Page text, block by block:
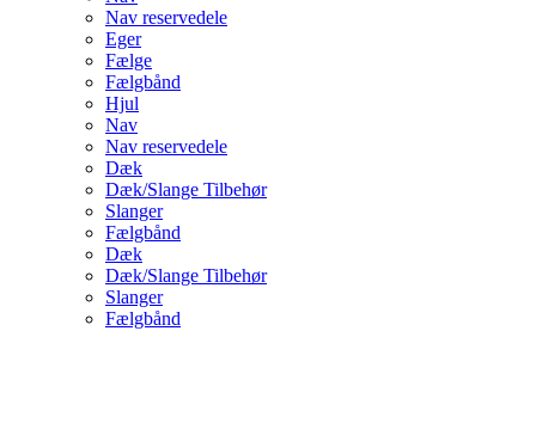
Nav reservedele
Eger
Fælge
Fælgbånd
Hjul
Nav
Nav reservedele
Dæk
Dæk/Slange Tilbehør
Slanger
Fælgbånd
Dæk
Dæk/Slange Tilbehør
Slanger
Fælgbånd